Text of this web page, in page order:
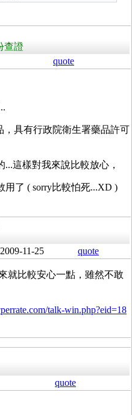
查證
quote
，具有行政院衛生署藥品許可
這樣對我來說比較放心，
了 ( sorry比較怕死...XD )
2009-11-25 quote
就比較安心一點，雖然不敢
talk-win.php?eid=18
quote